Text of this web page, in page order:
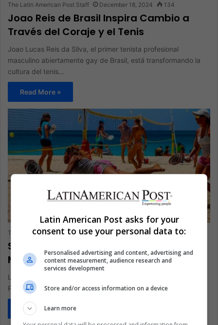
The Latin American Post Staff December 18, 2024 134
Joao Reis de Brasil Inspira Cambio a
Través del Coraje y el Tenis
Joao Lucas Reis da Silva, el primer tenista profesional
masculino abiertamente gay de Brasil, está transformando la
cultura del tenis…
Read More »
The Latin American Post Staff June 18, 2024 252
São Paulo, Brasil, sede de la Copa
Mundial de Tenis Playa 2024
La Federación Internacional de Tenis (ITF) anunció que São
Paulo será la sede de la Copa Mundial de Tenis Playa…
Read More »
Latin American Post asks for your
consent to use your personal data to:
Personalised advertising and content, advertising and
content measurement, audience research and
services development
Store and/or access information on a device
Learn more